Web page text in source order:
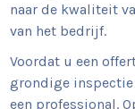
naar de kwaliteit
van het bedrijf.
Voordat u een
grondige
een professional.